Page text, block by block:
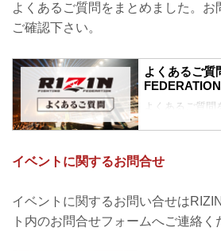
よくあるご質問をまとめました。お
ご確認下さい。
よくあるご質
よくあるご質
わせの前に、
Q.1 より良い席
どの先行でチケ
A. より良い席
なります。
①ファンクラブ
イベントに関するお問合せ
イベントに関するお問い合せは
ト内のお問合せフォームへご連絡く